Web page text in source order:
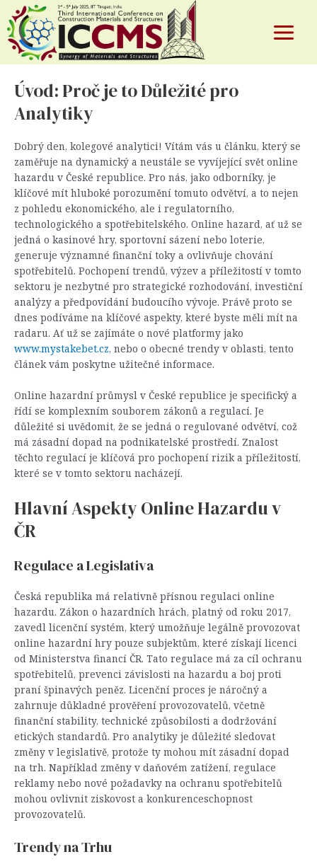
Skip
content
Main
Online Herní Průmysl v České
Republice: Co Potřebujete Vědět
Bytest/April 1, 2026
Úvod: Proč je to Důležité pro
Analytiky
Dobrý den, kolegové analytici! Vítám vás u článku, který se
zaměřuje na dynamický a neustále se vyvíjející svět online
hazardu v České republice. Pro nás, jako odborníky, je
klíčové mít hluboké porozumění tomuto odvětví, a to nejen
z pohledu ekonomického, ale i regulatorního,
technologického a spotřebitelského. Online hazard, ať už se
jedná o kasinové hry, sportovní sázení nebo loterie,
generuje významné finanční toky a ovlivňuje chování
spotřebitelů. Pochopení trendů, výzev a příležitostí v tomto
sektoru je nezbytné pro strategické rozhodování, investiční
analýzy a předpovídání budoucího vývoje. Právě proto se
dnes podíváme na klíčové aspekty, které byste měli mít na
radaru. Ať už se zajímáte o nové platformy jako
www.mystakebet.cz, nebo o obecné trendy v oblasti, tento
článek vám poskytne užitečné informace.
Online hazardní průmysl v České republice je specifický a
řídí se komplexním souborem zákonů a regulací. Je
důležité si uvědomit, že se jedná o regulované odvětví, což
má zásadní dopad na podnikatelské prostředí. Znalost
těchto regulací je klíčová pro pochopení rizik a příležitostí,
které se v tomto sektoru nacházejí.
Hlavní Aspekty Online Hazardu v
ČR
Regulace a Legislativa
Česká republika má relativně přísnou regulaci online
hazardu. Zákon o hazardních hrách, platný od roku 2017,
zavedl licenční systém, který umožňuje legálně provozovat
online hazardní hry pouze subjektům, které získají licenci
od Ministerstva financí ČR. Tato regulace má za cíl ochranu
spotřebitelů, prevenci závislosti na hazardu a boj proti
praní špinavých peněz. Licenční proces je náročný a
zahrnuje důkladné prověření provozovatelů, včetně
finanční stability, technické způsobilosti a dodržování
etických standardů. Pro analytiky je důležité sledovat
změny v legislativě, protože ty mohou mít zásadní dopad
na trh. Například změny v daňovém zatížení, regulace
reklamy nebo nové požadavky na ochranu spotřebitelů
mohou ovlivnit ziskovost a konkurenceschopnost
provozovatelů.
Trendy na Trhu